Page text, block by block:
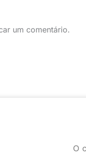
um comentário.
O